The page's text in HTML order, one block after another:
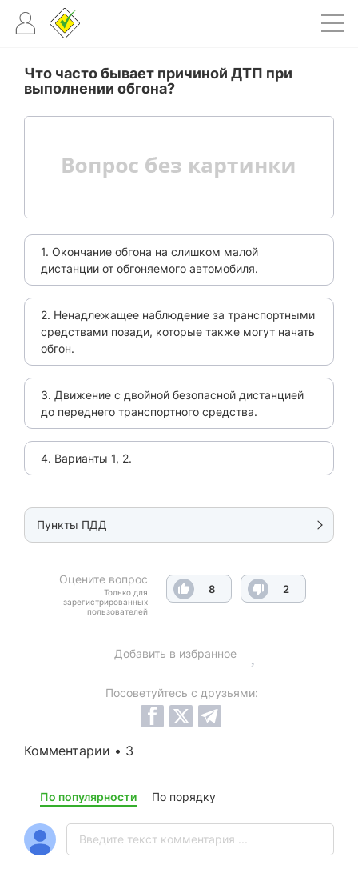
Что часто бывает причиной ДТП при
выполнении обгона?
1. Окончание обгона на слишком малой
дистанции от обгоняемого автомобиля.
2. Ненадлежащее наблюдение за транспортными
средствами позади, которые также могут начать
обгон.
3. Движение с двойной безопасной дистанцией
до переднего транспортного средства.
4. Варианты 1, 2.
Пункты ПДД
Оцените вопрос
Только для
зарегистрированных
пользователей
8 2
Добавить в избранное
Посоветуйтесь с друзьями:
Комментарии • 3
По популярности По порядку